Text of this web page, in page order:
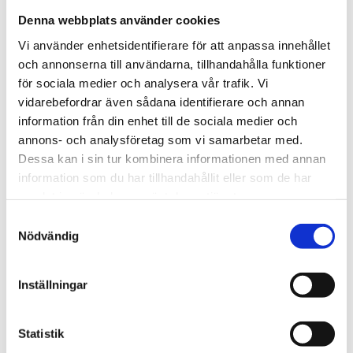
Denna webbplats använder cookies
Vi använder enhetsidentifierare för att anpassa innehållet
och annonserna till användarna, tillhandahålla funktioner
för sociala medier och analysera vår trafik. Vi
vidarebefordrar även sådana identifierare och annan
information från din enhet till de sociala medier och
annons- och analysföretag som vi samarbetar med.
Dessa kan i sin tur kombinera informationen med annan
information som du har tillhandahållit eller som de har
Nödvändig
Inställningar
Statistik
luftkvaliteten hjälper till att bedöma behovet av
ventilation vilket ökar effektiviteten hos HVAC-
systemen.
E2250 är en underhållsfri fristående plug and play-
enhet som drivs med medföljande USB-laddare och
inbyggt laddningsbart batteri.
STÄLL EN FRÅGA OM PRODUKTEN